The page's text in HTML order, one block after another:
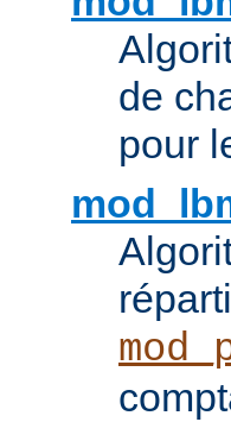
de
pour